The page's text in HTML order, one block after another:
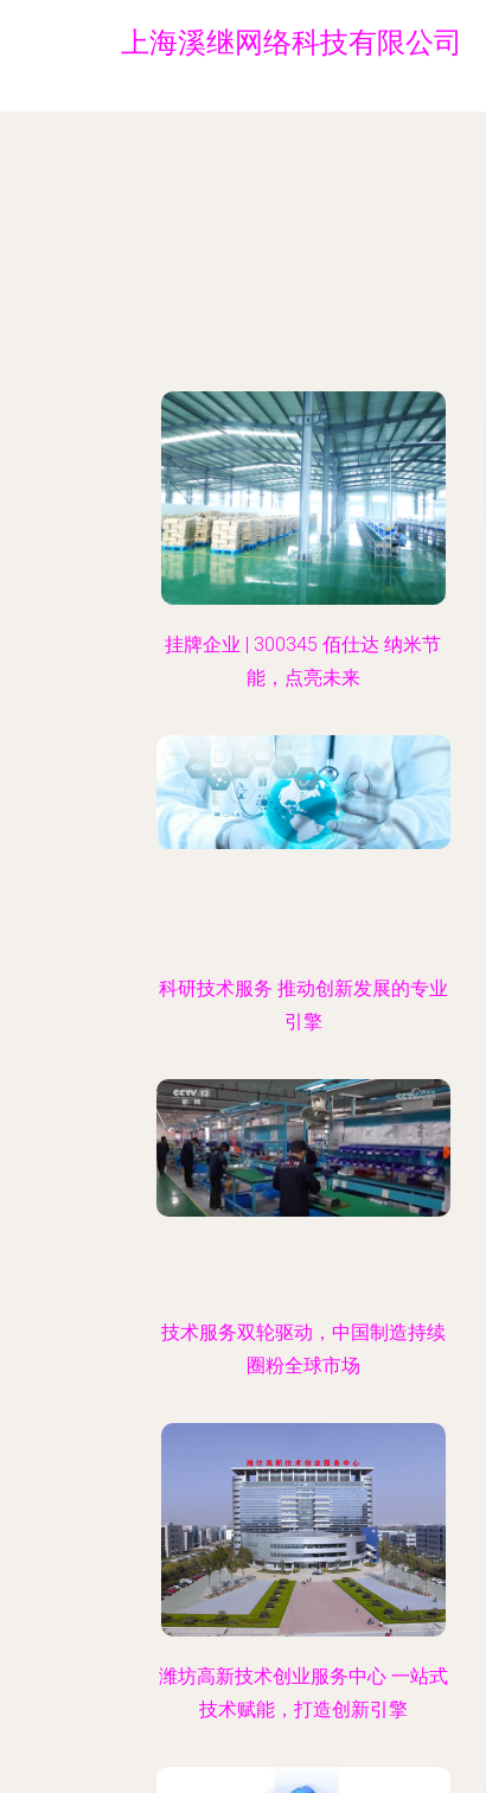
上海溪继网络科技有限公司
挂牌企业 | 300345 佰仕达 纳米节
能，点亮未来
科研技术服务 推动创新发展的专业
引擎
技术服务双轮驱动，中国制造持续
圈粉全球市场
潍坊高新技术创业服务中心 一站式
技术赋能，打造创新引擎